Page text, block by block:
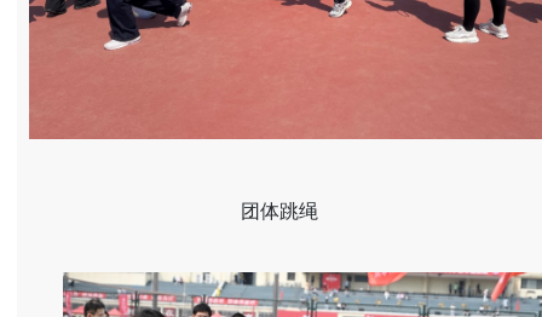
团体跳绳